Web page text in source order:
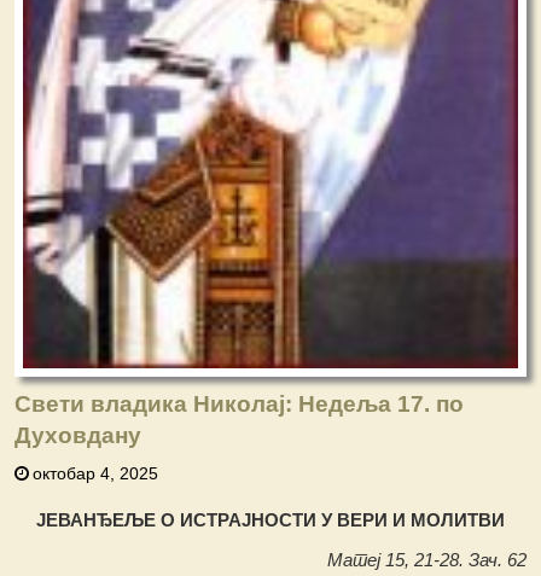
Свети владика Николај: Недеља 17. по
Духовдану
октобар 4, 2025
ЈЕВАНЂЕЉЕ О ИСТРАЈНОСТИ У ВЕРИ И МОЛИТВИ
Матеј 15, 21-28. Зач. 62